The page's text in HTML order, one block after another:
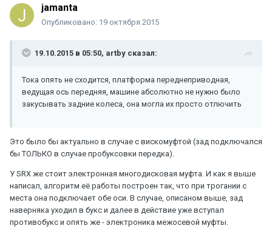
jamanta
Опубликовано: 19 октября 2015
19.10.2015 в 05:50, artby сказал:
Тока опять не сходится, платформа переднеприводная,
ведущая ось передняя, машине абсолютно не нужно было
закусывать задние колеса, она могла их просто отлючить
Это было бы актуально в случае с вискомуфтой (зад подключался
бы ТОЛЬКО в случае пробуксовки передка).
У SRX же стоит электронная многодисковая муфта. И как я выше
написал, алгоритм её работы построен так, что при трогании с
места она подключает обе оси. В случае, описаном выше, зад
наверняка уходил в букс и далее в действие уже вступал
противобукс и опять же - электроника межосевой муфты.